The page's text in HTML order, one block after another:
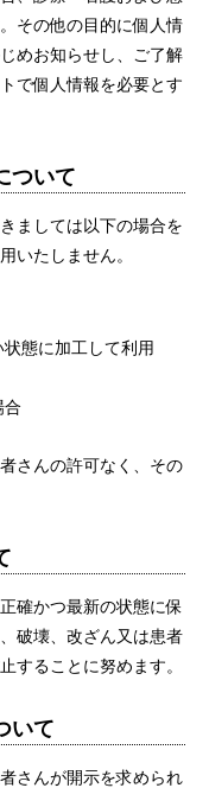
その他の目的に個人情
めお知らせし、ご了解
で個人情報を必要とす
ついて
ましては以下の場合を
いたしません。
態に加工して利用
合
さんの許可なく、その
確かつ最新の状態に保
破壊、改ざん又は患者
することに努めます。
いて
さんが開示を求められ